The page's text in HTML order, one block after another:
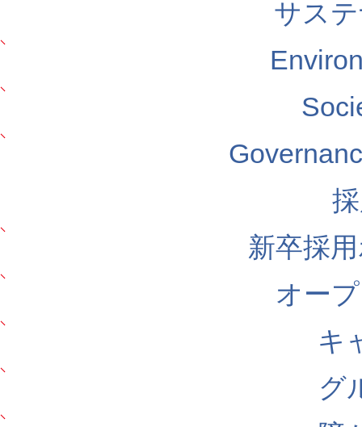
サス
新卒採
オー
キ
グ